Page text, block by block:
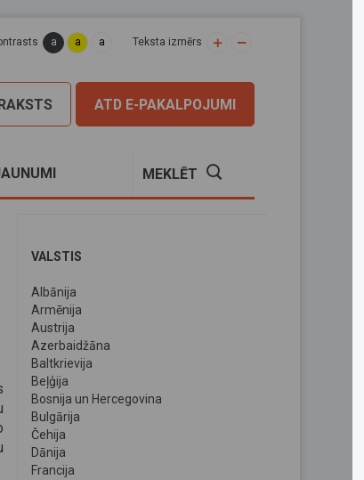
a a a Teksta izmērs
ATD E-PAKALPOJUMI
MEKLĒT
VALSTIS
Albānija
Armēnija
Austrija
Azerbaidžāna
Baltkrievija
Beļģija
Bosnija un Hercegovina
Bulgārija
Čehija
Dānija
Francija